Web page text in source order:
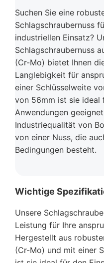
Suchen Sie eine
Schlagschraubernuss
industriellen Einsatz?
Schlagschraubernuss
(Cr-Mo) bietet Ihnen
Langlebigkeit für
einer Schlüsselweite
von 56mm ist sie ideal
Anwendungen
Industriequalität von
von einer Nuss, die
Bedingungen besteht.
Wichtige
Unsere
Leistung für Ihre
Hergestellt aus
(Cr-Mo) und mit einer